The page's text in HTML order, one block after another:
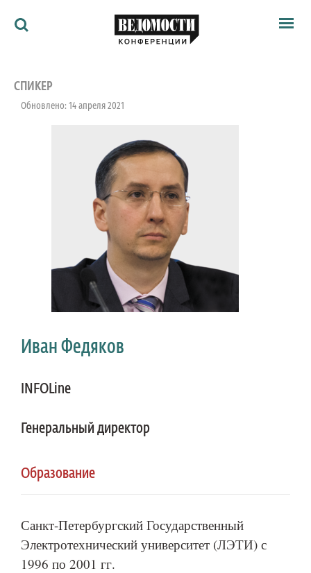
Архив
Ведомости
Как потратить
СПИКЕР
Обновлено: 14 апреля 2021
Иван Федяков
INFOLine
Генеральный директор
Образование
Санкт-Петербургский Государственный
Электротехнический университет (ЛЭТИ) с
1996 по 2001 гг.